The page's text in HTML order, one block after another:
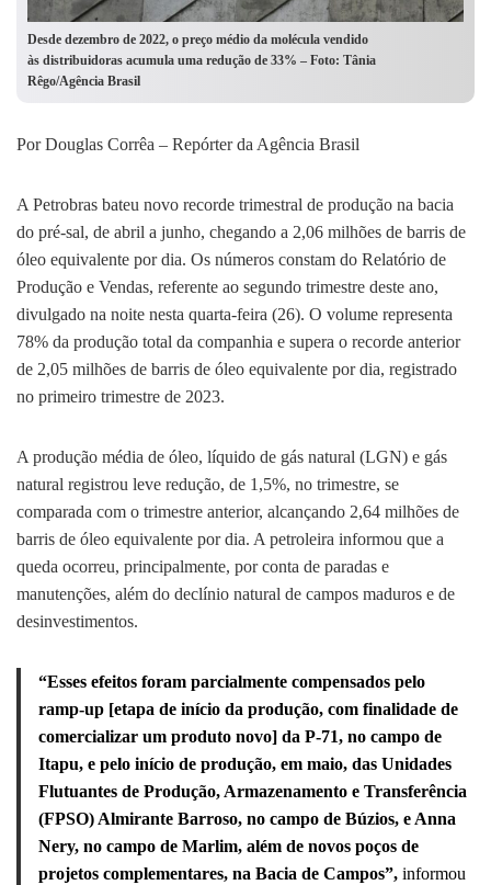
Desde dezembro de 2022, o preço médio da molécula vendido
às distribuidoras acumula uma redução de 33% – Foto: Tânia
Rêgo/Agência Brasil
Por Douglas Corrêa – Repórter da Agência Brasil
A Petrobras bateu novo recorde trimestral de produção na bacia
do pré-sal, de abril a junho, chegando a 2,06 milhões de barris de
óleo equivalente por dia. Os números constam do Relatório de
Produção e Vendas, referente ao segundo trimestre deste ano,
divulgado na noite nesta quarta-feira (26). O volume representa
78% da produção total da companhia e supera o recorde anterior
de 2,05 milhões de barris de óleo equivalente por dia, registrado
no primeiro trimestre de 2023.
A produção média de óleo, líquido de gás natural (LGN) e gás
natural registrou leve redução, de 1,5%, no trimestre, se
comparada com o trimestre anterior, alcançando 2,64 milhões de
barris de óleo equivalente por dia. A petroleira informou que a
queda ocorreu, principalmente, por conta de paradas e
manutenções, além do declínio natural de campos maduros e de
desinvestimentos.
“Esses efeitos foram parcialmente compensados pelo
ramp-up [etapa de início da produção, com finalidade de
comercializar um produto novo] da P-71, no campo de
Itapu, e pelo início de produção, em maio, das Unidades
Flutuantes de Produção, Armazenamento e Transferência
(FPSO) Almirante Barroso, no campo de Búzios, e Anna
Nery, no campo de Marlim, além de novos poços de
projetos complementares, na Bacia de Campos”, informou